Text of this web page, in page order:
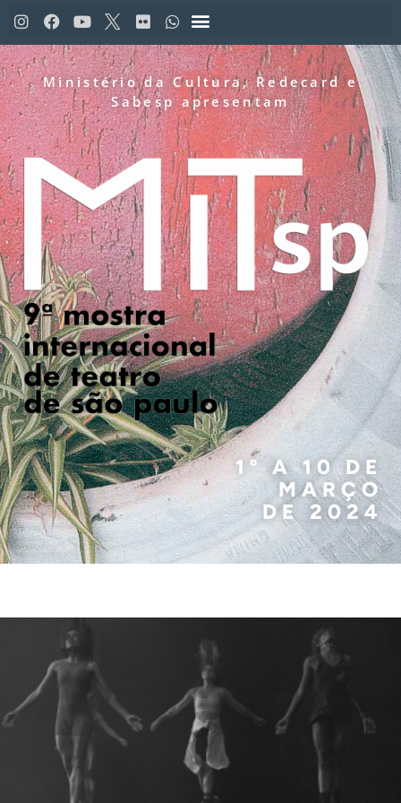
Ministério da Cultura, Redecard e
Sabesp apresentam
1º A 10 DE
MARÇO
DE 2024